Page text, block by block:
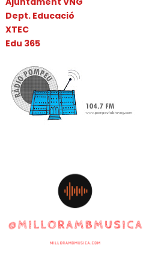
Dept. Educació
XTEC
Edu 365